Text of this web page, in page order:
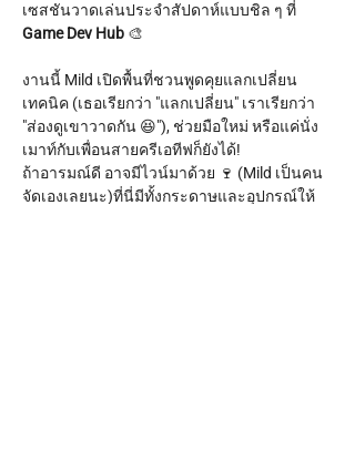
เซสชันวาดเล่นประจำสัปดาห์แบบชิล ๆ ที่
Game Dev Hub 🎨
งานนี้ Mild เปิดพื้นที่ชวนพูดคุยแลกเปลี่ยน
เทคนิค (เธอเรียกว่า "แลกเปลี่ยน" เราเรียกว่า
"ส่องดูเขาวาดกัน 😆"), ช่วยมือใหม่ หรือแค่นั่ง
เมาท์กับเพื่อนสายครีเอทีฟก็ยังได้!
ถ้าอารมณ์ดี อาจมีไวน์มาด้วย 🍷 (Mild เป็นคน
จัดเองเลยนะ)ที่นี่มีทั้งกระดาษและอุปกรณ์ให้